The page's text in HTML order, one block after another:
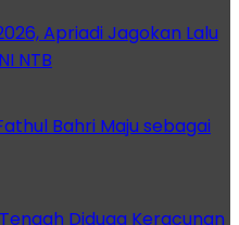
Apriadi Jagokan Lalu
NTB
Bahri Maju sebagai
Diduga Keracunan